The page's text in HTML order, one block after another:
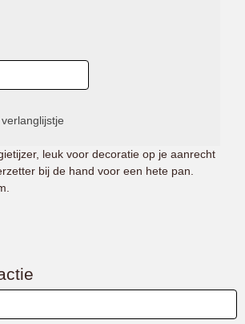
leuk voor decoratie op je aanrecht
bij de hand voor een hete pan.